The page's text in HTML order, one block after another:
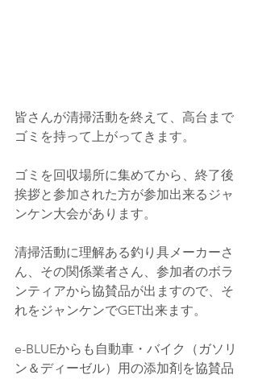
皆さんが清掃活動を終えて、高台まで
ゴミを持って上がってきます。
ゴミを回収場所に集めてから、終了後
挨拶と参加された方が参加出来るジャ
ンケン大会があります。
清掃活動に理解ある釣り具メーカーさ
ん、その関係業者さん、参加者のボラ
ンティアから協賛品が出ますので、そ
れをジャンケンでGET出来ます。
e-BLUEからも自動車・バイク（ガソリ
ン＆ディーゼル）用の添加剤を協賛品